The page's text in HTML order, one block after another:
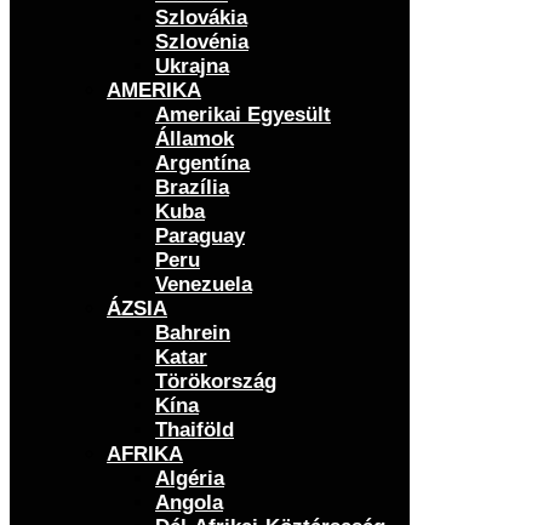
Szlovákia
Szlovénia
Ukrajna
AMERIKA
Amerikai Egyesült
Államok
Argentína
Brazília
Kuba
Paraguay
Peru
Venezuela
ÁZSIA
Bahrein
Katar
Törökország
Kína
Thaiföld
AFRIKA
Algéria
Angola